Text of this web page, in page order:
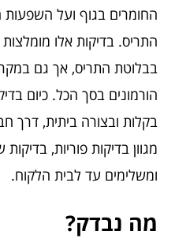
החומרים בגוף ועל השפעות
התריס. בדיקות אלו
בבלוטת התריס, אך גם
הורמונים בסך הכל. כיום
מגוון בדיקות פוריות,
ומשלימים עד לבית הלקוח.
מה נבדק?